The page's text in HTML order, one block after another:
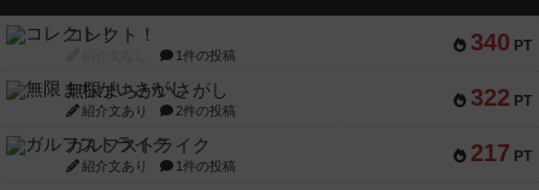
340 PT
コレクト！
1件の投稿
322 PT
無限まちがいさがし
紹介文あり 2件の投稿
217 PT
ガルフストライク
紹介文あり 1件の投稿